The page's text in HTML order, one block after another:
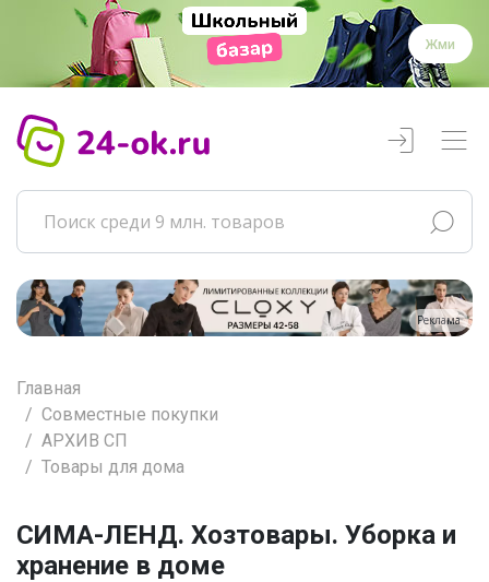
Жми
Реклама
Главная
Совместные покупки
АРХИВ СП
Товары для дома
СИМА-ЛЕНД. Хозтовары. Уборка и
хранение в доме